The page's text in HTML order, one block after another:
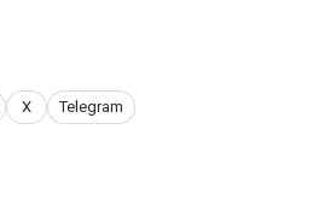
X Telegram